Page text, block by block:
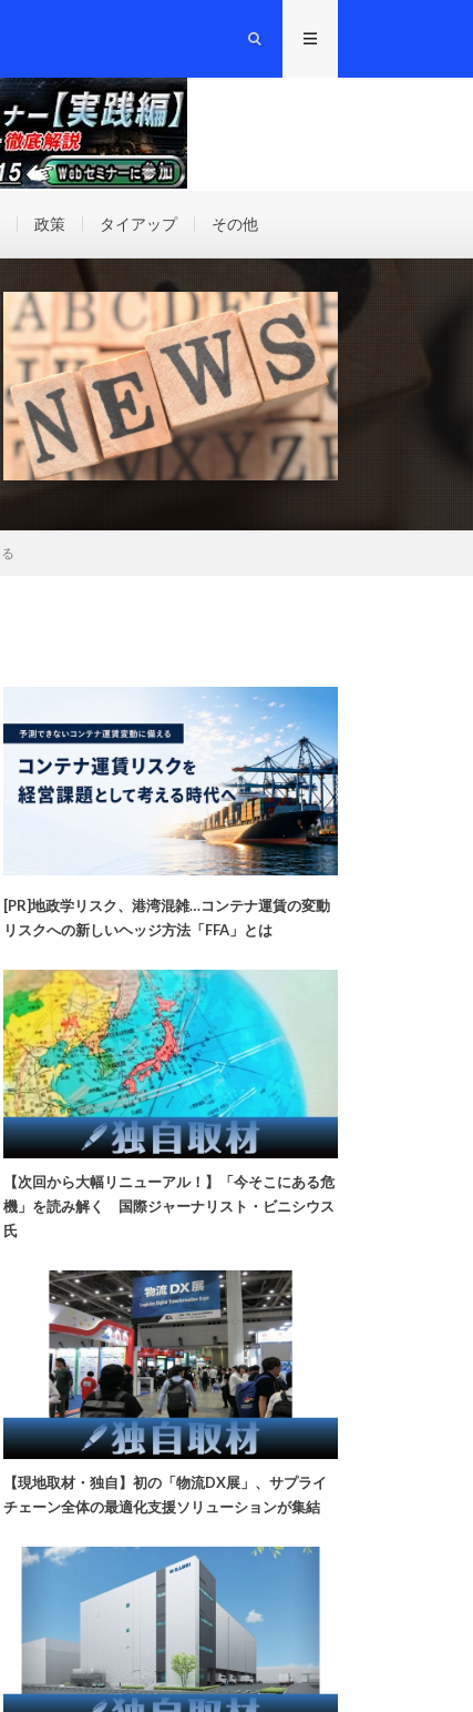
政策 タイアップ その他
[PR]地政学リスク、港湾混雑…コンテナ運賃の変動
リスクへの新しいヘッジ方法「FFA」とは
【次回から大幅リニューアル！】「今そこにある危
機」を読み解く 国際ジャーナリスト・ビニシウス
氏
【現地取材・独自】初の「物流DX展」、サプライ
チェーン全体の最適化支援ソリューションが集結